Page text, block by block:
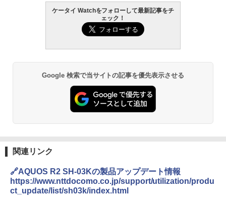
ケータイ Watchをフォローして最新記事をチ
ェック！
Google 検索で当サイトの記事を優先表示させる
関連リンク
🔗AQUOS R2 SH-03Kの製品アップデート情報
https://www.nttdocomo.co.jp/support/utilization/produ
ct_update/list/sh03k/index.html